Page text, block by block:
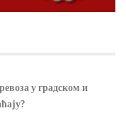
у градском и